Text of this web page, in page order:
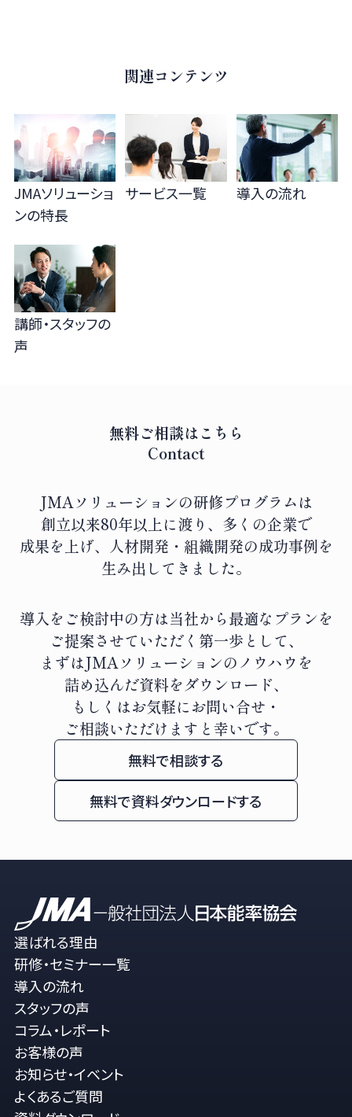
関連コンテンツ
JMAソリューショ
ンの特長
サービス一覧 導入の流れ
講師・スタッフの
声
無料ご相談はこちら
Contact
JMAソリューションの研修プログラムは
創立以来80年以上に渡り、 多くの企業で
成果を上げ、人材開発・組織開発の成功事例を
生み出してきました。
導入をご検討中の方は当社から最適なプランを
ご提案させていただく第一歩として、
まずはJMAソリューションのノウハウを
詰め込んだ資料をダウンロード、
もしくはお気軽にお問い合せ・
ご相談いただけますと幸いです。
無料で相談する
無料で資料ダウンロードする
選ばれる理由
研修・セミナー一覧
導入の流れ
スタッフの声
コラム・レポート
お客様の声
お知らせ・イベント
よくあるご質問